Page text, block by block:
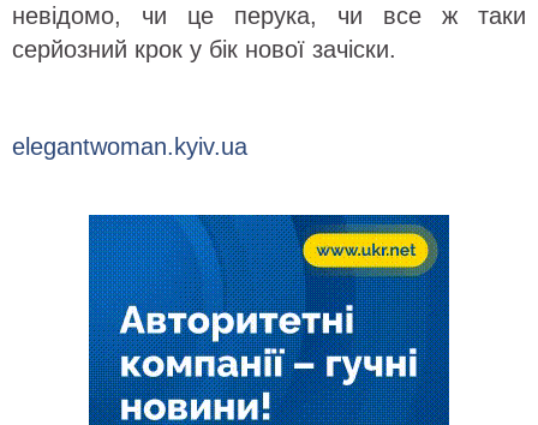
невідомо, чи це перука, чи все ж таки
серйозний крок у бік нової зачіски.
elegantwoman.kyiv.ua